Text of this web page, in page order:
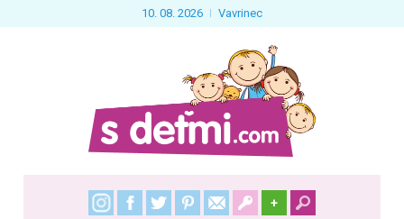
10. 08. 2026 Vavrinec
+